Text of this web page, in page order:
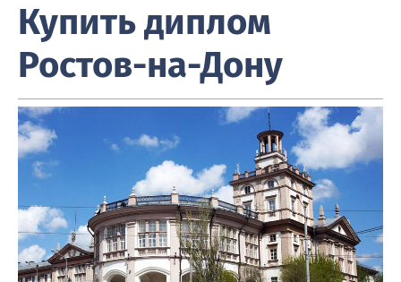
Купить диплом
Ростов-на-Дону